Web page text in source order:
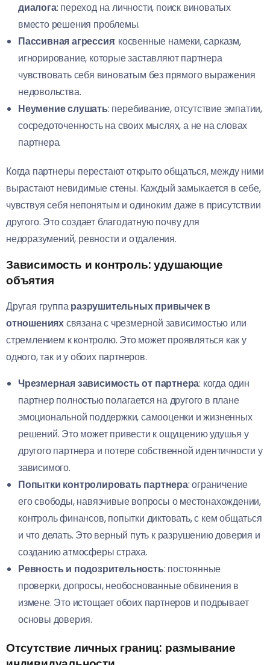
диалога: переход на личности, поиск виноватых
вместо решения проблемы.
Пассивная агрессия: косвенные намеки, сарказм,
игнорирование, которые заставляют партнера
чувствовать себя виноватым без прямого выражения
недовольства.
Неумение слушать: перебивание, отсутствие эмпатии,
сосредоточенность на своих мыслях, а не на словах
партнера.
Когда партнеры перестают открыто общаться, между ними
вырастают невидимые стены. Каждый замыкается в себе,
чувствуя себя непонятым и одиноким даже в присутствии
другого. Это создает благодатную почву для
недоразумений, ревности и отдаления.
Зависимость и контроль: удушающие
объятия
Другая группаразрушительных привычек в
отношенияхсвязана с чрезмерной зависимостью или
стремлением к контролю. Это может проявляться как у
одного, так и у обоих партнеров.
Чрезмерная зависимость от партнера: когда один
партнер полностью полагается на другого в плане
эмоциональной поддержки, самооценки и жизненных
решений. Это может привести к ощущению удушья у
другого партнера и потере собственной идентичности у
зависимого.
Попытки контролировать партнера: ограничение
его свободы, навязчивые вопросы о местонахождении,
контроль финансов, попытки диктовать, с кем общаться
и что делать. Это верный путь к разрушению доверия и
созданию атмосферы страха.
Ревность и подозрительность: постоянные
проверки, допросы, необоснованные обвинения в
измене. Это истощает обоих партнеров и подрывает
основы доверия.
Отсутствие личных границ: размывание